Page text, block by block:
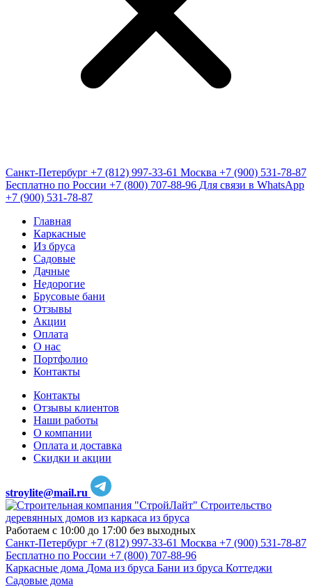
Санкт-Петербург +7 (812) 997-33-61 Москва +7 (900) 531-78-87
Бесплатно по России +7 (800) 707-88-96 Для связи в WhatsApp
+7 (900) 531-78-87
Главная
Каркасные
Из бруса
Садовые
Дачные
Недорогие
Брусовые бани
Отзывы
Акции
Оплата
О нас
Портфолио
Контакты
Контакты
Отзывы клиентов
Наши работы
О компании
Оплата и доставка
Скидки и акции
stroylite@mail.ru
Строительство
деревянных домов из каркаса из бруса
Работаем с 10:00 до 17:00 без выходных
Санкт-Петербург +7 (812) 997-33-61 Москва +7 (900) 531-78-87
Бесплатно по России +7 (800) 707-88-96
Каркасные дома Дома из бруса Бани из бруса Коттеджи
Садовые дома